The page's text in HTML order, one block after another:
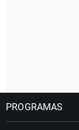
PROGRAMAS